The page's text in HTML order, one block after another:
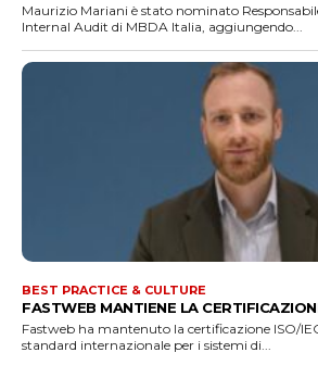
Maurizio Mariani è stato nominato
Internal Audit di MBDA Italia, aggiungendo...
BEST PRACTICE & CULTURE
FASTWEB MANTIENE LA
Fastweb ha mantenuto la certificazione ISO/
standard internazionale per i sistemi di...